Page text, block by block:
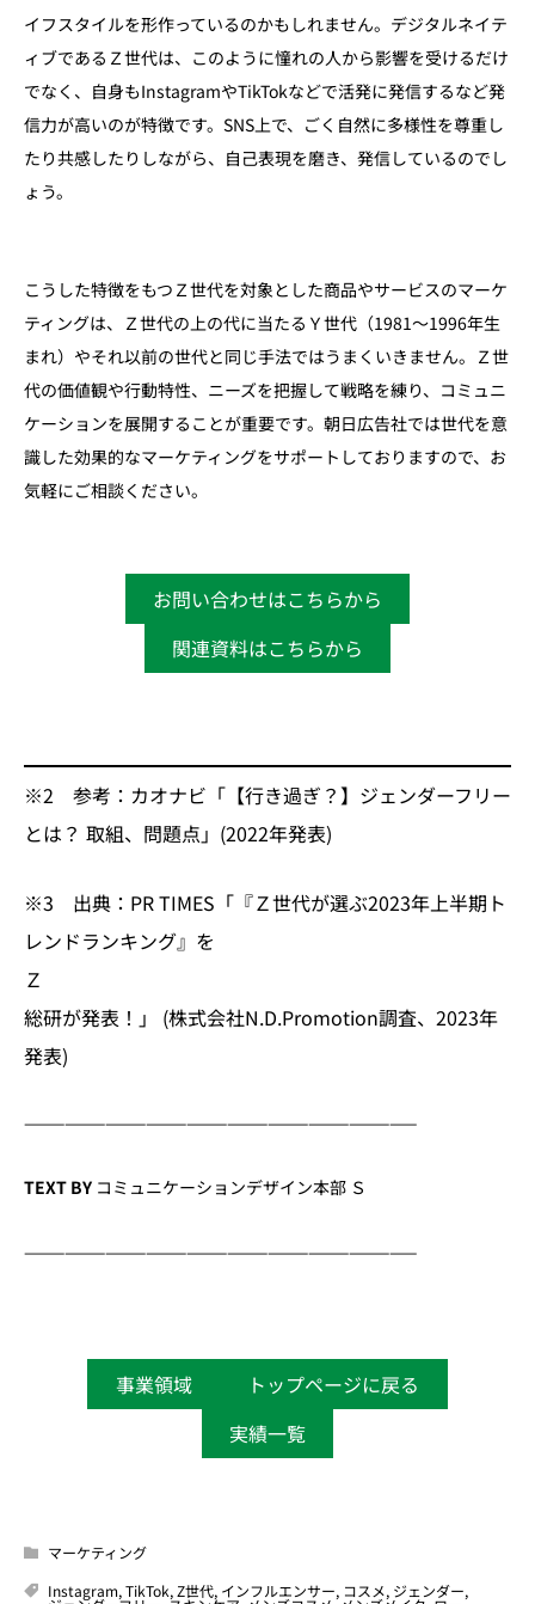
イフスタイルを形作っているのかもしれません。デジタルネイテ
ィブであるＺ世代は、このように憧れの人から影響を受けるだけ
でなく、自身もInstagramやTikTokなどで活発に発信するなど発
信力が高いのが特徴です。SNS上で、ごく自然に多様性を尊重し
たり共感したりしながら、自己表現を磨き、発信しているのでし
ょう。
こうした特徴をもつＺ世代を対象とした商品やサービスのマーケ
ティングは、Ｚ世代の上の代に当たるＹ世代（1981〜1996年生
まれ）やそれ以前の世代と同じ手法ではうまくいきません。Ｚ世
代の価値観や行動特性、ニーズを把握して戦略を練り、コミュニ
ケーションを展開することが重要です。朝日広告社では世代を意
識した効果的なマーケティングをサポートしておりますので、お
気軽にご相談ください。
お問い合わせはこちらから
関連資料はこちらから
※2 参考：カオナビ「【行き過ぎ？】ジェンダーフリー
とは？ 取組、問題点」(2022年発表)
※3 出典：PR TIMES「『Ｚ世代が選ぶ2023年上半期ト
レンドランキング』を
総研が発表！」 (株式会社N.D.Promotion調査、2023年
発表)
—————————————————————————————
TEXT BY コミュニケーションデザイン本部 Ｓ
—————————————————————————————
事業領域
トップページに戻る
実績一覧
マーケティング
Instagram,TikTok, Z世代, インフルエンサー, コスメ, ジェンダー,